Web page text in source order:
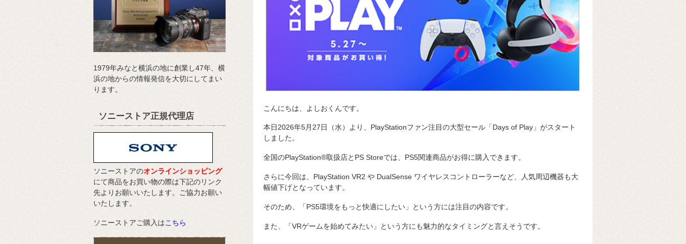
こんにちは、よしおくんです。
本日2026年5月27日（水）より、PlayStationファン注目の大型セール「Days of Play」がスタート
しました。
全国のPlayStation®取扱店とPS Storeでは、PS5関連商品がお得に購入できます。
さらに今回は、PlayStation VR2 や DualSense ワイヤレスコントローラーなど、人気周辺機器も大
幅値下げとなっています。
そのため、「PS5環境をもっと快適にしたい」という方には注目の内容です。
また、「VRゲームを始めてみたい」という方にも魅力的なタイミングと言えそうです。
1979年みなと横浜の地に創業し47年、横
浜の地からの情報発信を大切にしてまい
ります。
ソニーストア正規代理店
ソニーストアのオンラインショッピング
にて商品をお買い物の際は下記のリンク
先よりお願いいたします。ご協力お願い
いたします。
ソニーストアご購入はこちら